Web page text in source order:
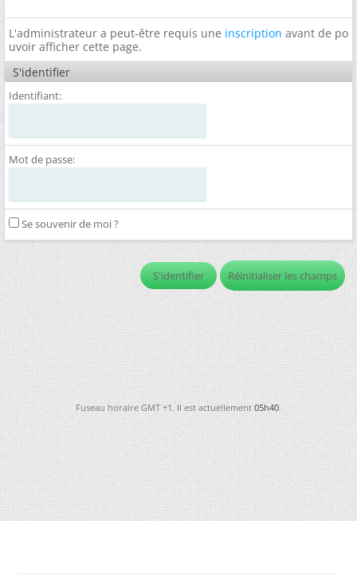
L'administrateur a peut-être requis une inscription avant de po
uvoir afficher cette page.
S'identifier
Identifiant:
Mot de passe:
Se souvenir de moi ?
Fuseau horaire GMT +1. Il est actuellement05h40.